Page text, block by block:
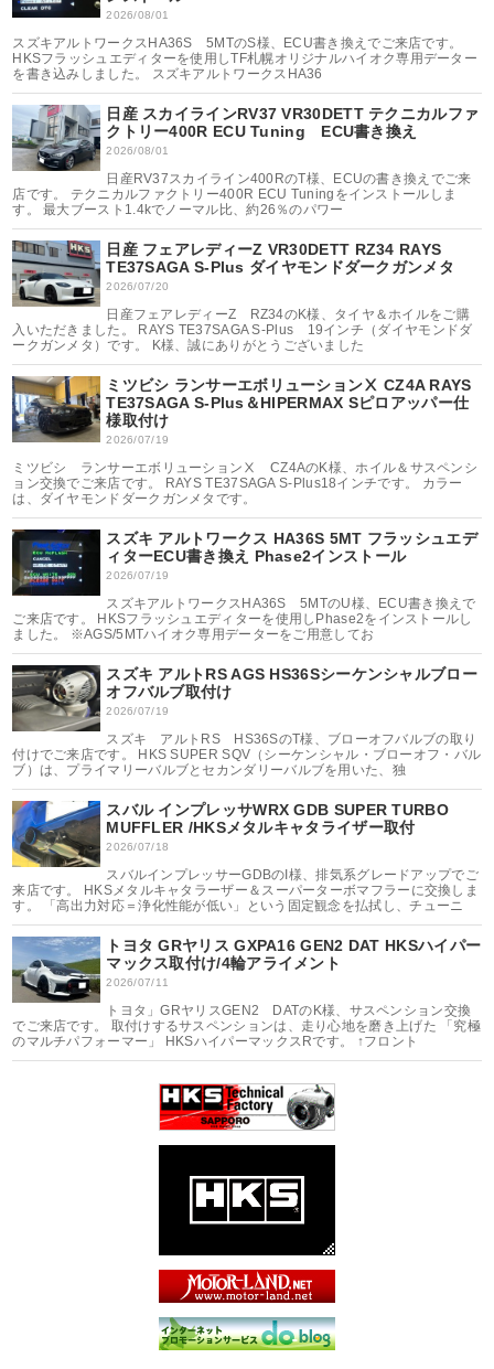
2026/08/01
スズキアルトワークスHA36S 5MTのS様、ECU書き換えでご来店です。
HKSフラッシュエディターを使用しTF札幌オリジナルハイオク専用データー
を書き込みしました。 スズキアルトワークスHA36
日産 スカイラインRV37 VR30DETT テクニカルファ
クトリー400R ECU Tuning ECU書き換え
2026/08/01
日産RV37スカイライン400RのT様、ECUの書き換えでご来
店です。 テクニカルファクトリー400R ECU Tuningをインストールしま
す。 最大ブースト1.4kでノーマル比、約26％のパワー
日産 フェアレディーZ VR30DETT RZ34 RAYS
TE37SAGA S-Plus ダイヤモンドダークガンメタ
2026/07/20
日産フェアレディーZ RZ34のK様、タイヤ＆ホイルをご購
入いただきました。 RAYS TE37SAGA S-Plus 19インチ（ダイヤモンドダ
ークガンメタ）です。 K様、誠にありがとうございました
ミツビシ ランサーエボリューションⅩ CZ4A RAYS
TE37SAGA S-Plus＆HIPERMAX Sピロアッパー仕
様取付け
2026/07/19
ミツビシ ランサーエボリューションⅩ CZ4AのK様、ホイル＆サスペンシ
ョン交換でご来店です。 RAYS TE37SAGA S-Plus18インチです。 カラー
は、ダイヤモンドダークガンメタです。
スズキ アルトワークス HA36S 5MT フラッシュエデ
ィターECU書き換え Phase2インストール
2026/07/19
スズキアルトワークスHA36S 5MTのU様、ECU書き換えで
ご来店です。 HKSフラッシュエディターを使用しPhase2をインストールし
ました。 ※AGS/5MTハイオク専用データーをご用意してお
スズキ アルトRS AGS HS36Sシーケンシャルブロー
オフバルブ取付け
2026/07/19
スズキ アルトRS HS36SのT様、ブローオフバルブの取り
付けでご来店です。 HKS SUPER SQV（シーケンシャル・ブローオフ・バル
ブ）は、プライマリーバルブとセカンダリーバルブを用いた、独
スバル インプレッサWRX GDB SUPER TURBO
MUFFLER /HKSメタルキャタライザー取付
2026/07/18
スバルインプレッサーGDBのI様、排気系グレードアップでご
来店です。 HKSメタルキャタラーザー＆スーパーターボマフラーに交換しま
す。 「高出力対応＝浄化性能が低い」という固定観念を払拭し、チューニ
トヨタ GRヤリス GXPA16 GEN2 DAT HKSハイパー
マックス取付け/4輪アライメント
2026/07/11
トヨタ」GRヤリスGEN2 DATのK様、サスペンション交換
でご来店です。 取付けするサスペンションは、走り心地を磨き上げた 「究極
のマルチパフォーマー」 HKSハイパーマックスRです。 ↑フロント